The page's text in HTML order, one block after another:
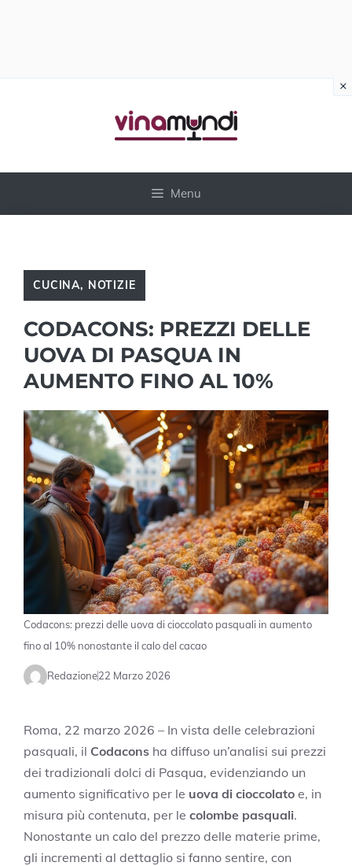
Menu
CUCINA, NOTIZIE
CODACONS: PREZZI DELLE
UOVA DI PASQUA IN
AUMENTO FINO AL 10%
Codacons: prezzi delle uova di cioccolato pasquali in aumento
fino al 10% nonostante il calo del cacao
Redazione22 Marzo 2026
Roma, 22 marzo 2026 – In vista delle celebrazioni
pasquali, il Codacons ha diffuso un’analisi sui prezzi
dei tradizionali dolci di Pasqua, evidenziando un
aumento significativo per le uova di cioccolato e, in
misura più contenuta, per le colombe pasquali.
Nonostante un calo del prezzo delle materie prime,
gli incrementi al dettaglio si fanno sentire, con
×